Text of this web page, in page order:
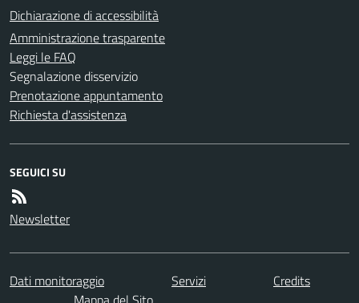
Dichiarazione di accessibilità
Amministrazione trasparente
Leggi le FAQ
Segnalazione disservizio
Prenotazione appuntamento
Richiesta d'assistenza
SEGUICI SU
Newsletter
Dati monitoraggio Servizi
Credits